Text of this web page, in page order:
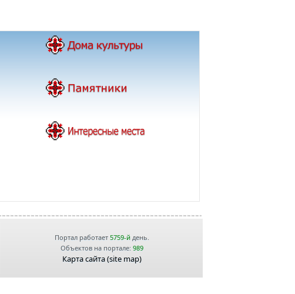
Портал работает 5759-йдень.
Объектов на портале: 989
Карта сайта (site map)